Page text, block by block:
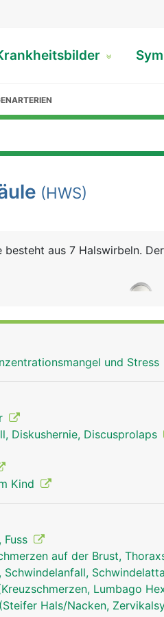
(HWS)
besteht aus 7 Halswirbeln.
Halswirbelsäule
und Stress
Diskushernie, Discusprolaps
Kind
Fuss
auf der Brust,
Lumbago
Hals/Nacken,